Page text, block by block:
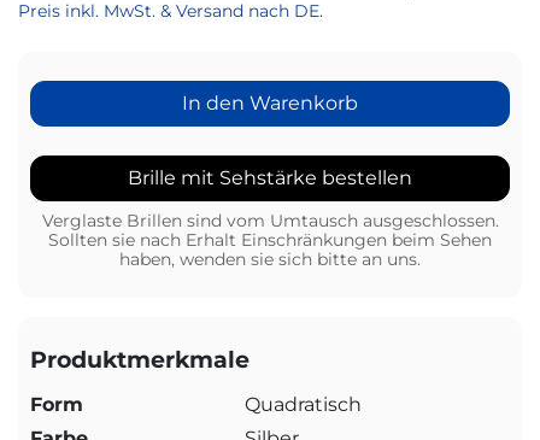
Preis inkl. MwSt. & Versand nach DE.
In den Warenkorb
Brille mit Sehstärke bestellen
Verglaste Brillen sind vom Umtausch ausgeschlossen.
Sollten sie nach Erhalt Einschränkungen beim Sehen
haben, wenden sie sich bitte an uns.
Produktmerkmale
Form
Quadratisch